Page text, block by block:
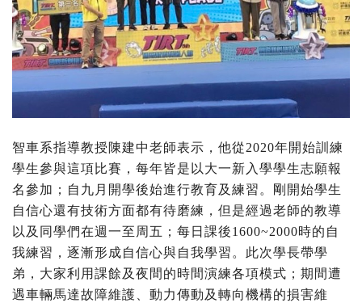
智車系指導教授陳建中老師表示，他從2020年開始訓練
學生參與這項比賽，每年皆是以大一新入學學生志願報
名參加；自九月開學後始進行教育及練習。剛開始學生
自信心還有技術方面都有待磨練，但是經過老師的教導
以及同學們在週一至周五；每日課後1600~2000時的自
我練習，逐漸形成自信心與自我學習。此次學長帶學
弟，大家利用課餘及夜間的時間演練各項模式；期間遭
遇車輛馬達故障維護、動力傳動及轉向機構的損害維